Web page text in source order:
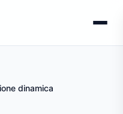
dinamica